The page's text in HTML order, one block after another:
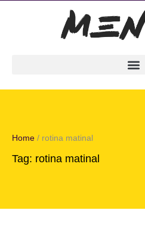
Home / rotina matinal
Tag: rotina matinal